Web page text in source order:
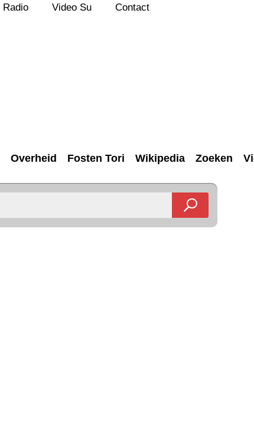
Radio Video Su Contact
Overheid Fosten Tori Wikipedia Zoeken